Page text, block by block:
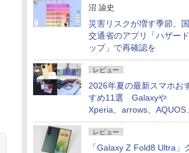
沼 諭史
災害リスクが増す季節、
交通省のアプリ「ハザー
ップ」で再確認を
レビュー
2026年夏の最新スマホお
すめ11選 Galaxyや
Xperia、arrows、AQUOSな
ど注目機種の特徴は
レビュー
「Galaxy Z Fold8 Ultra」